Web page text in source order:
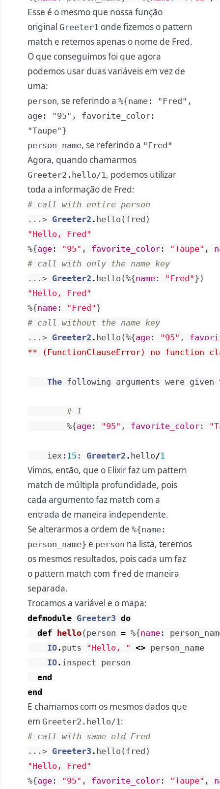
Esse é o mesmo que nossa função
original Greeter1 onde fizemos o pattern
match e retemos apenas o nome de Fred.
O que conseguimos foi que agora
podemos usar duas variáveis em vez de
uma:
person, se referindo a %{name: "Fred",
age: "95", favorite_color:
"Taupe"}
person_name, se referindo a "Fred"
Agora, quando chamarmos
Greeter2.hello/1, podemos utilizar
toda a informação de Fred:
# call with entire person
...> Greeter2 . hello ( fred )
"Hello, Fred"
%{age : "95" , favorite_color : "Taupe" ,
# call with only the name key
...> Greeter2 . hello (%{name : "Fred"} )
"Hello, Fred"
%{name : "Fred"}
# call without the name key
...> Greeter2 . hello (%{age : "95" ,
** (FunctionClauseError) no function
The following arguments were given
# 1
%{age : "95" , favorite_color :
iex : 15 : Greeter2 . hello/1
Vimos, então, que o Elixir faz um pattern
match de múltipla profundidade, pois
cada argumento faz match com a
entrada de maneira independente.
Se alterarmos a ordem de %{name:
person_name} e person na lista, teremos
os mesmos resultados, pois cada um faz
o pattern match com fred de maneira
separada.
Trocamos a variável e o mapa:
defmodule Greeter3 do
def
hello( person = %{name :
IO. puts "Hello, " <> person_name
IO. inspect person
end
end
E chamamos com os mesmos dados que
em Greeter2.hello/1:
# call with same old Fred
...> Greeter3 . hello ( fred )
"Hello, Fred"
%{age : "95" , favorite_color : "Taupe" ,